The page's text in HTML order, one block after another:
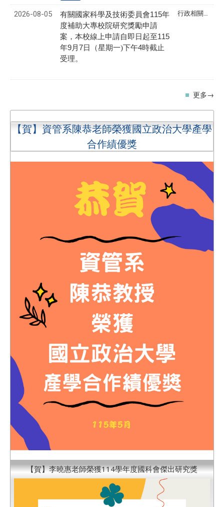
2026-08-05 有關國家科學及技術委員會115年
度補助大專校院研究獎勵申請
案，本校線上申請自即日起至115
年9月 7日（星期一)下午4時截止
受理。
行政相關訊息
更多→
【賀】資管系陳恭老師榮獲國立政治大學產學
合作績優獎
【賀】李曉惠老師榮獲114學年度國科會傑出研究獎